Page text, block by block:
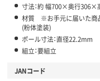
寸法：約 幅700×奥行306×
材質 ※お手元に届いた商
(粉体塗装)
ポール寸法：直径22.2mm
組立：要組立
JANコード